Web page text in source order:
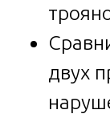
двух